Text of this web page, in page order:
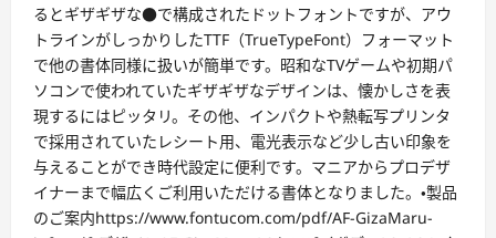
るとギザギザな●で構成されたドットフォントですが、アウ
トラインがしっかりしたTTF（TrueTypeFont）フォーマット
で他の書体同様に扱いが簡単です。昭和なTVゲームや初期パ
ソコンで使われていたギザギザなデザインは、懐かしさを表
現するにはピッタリ。その他、インパクトや熱転写プリンタ
で採用されていたレシート用、電光表示など少し古い印象を
与えることができ時代設定に便利です。マニアからプロデザ
イナーまで幅広くご利用いただける書体となりました。・製品
のご案内https://www.fontucom.com/pdf/AF-GizaMaru-